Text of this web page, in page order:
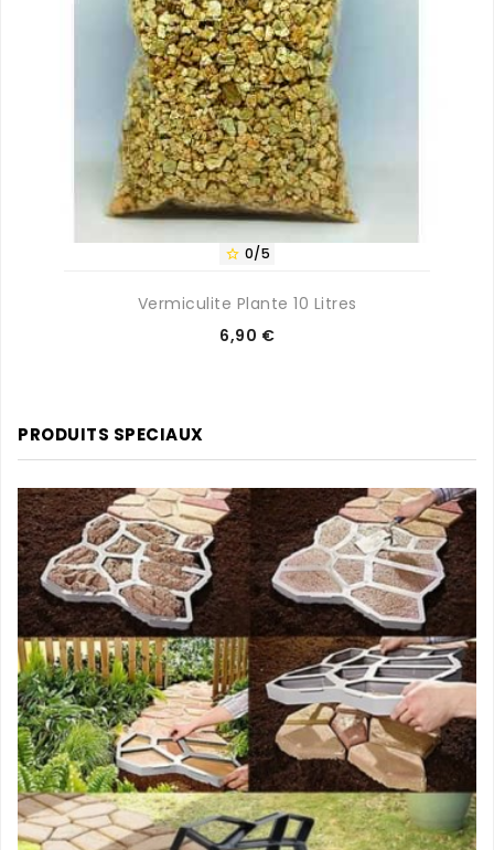
 0/5
Vermiculite Plante 10 Litres
Prix
6,90 €
PRODUITS SPECIAUX